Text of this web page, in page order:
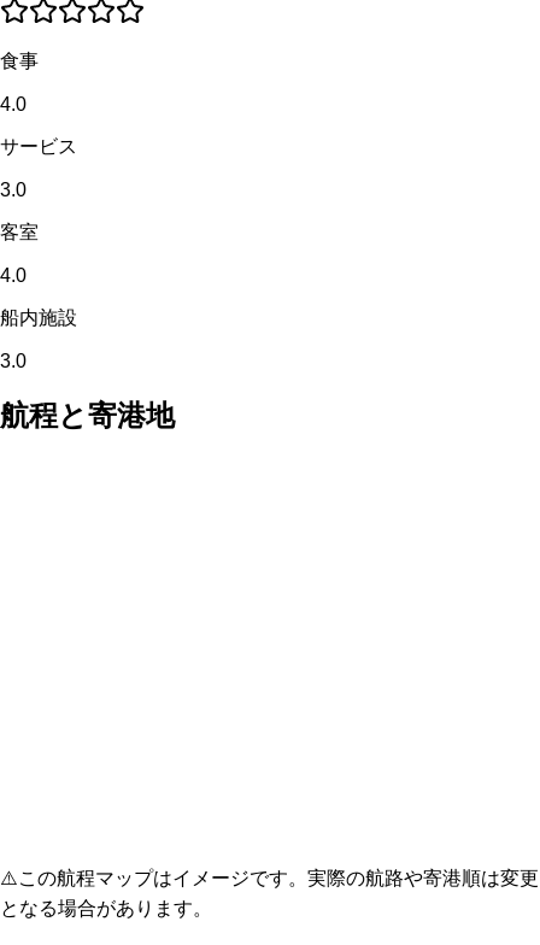
食事
4.0
サービス
3.0
客室
4.0
船内施設
3.0
航程と寄港地
⚠️この航程マップはイメージです。実際の航路や寄港順は変更
となる場合があります。